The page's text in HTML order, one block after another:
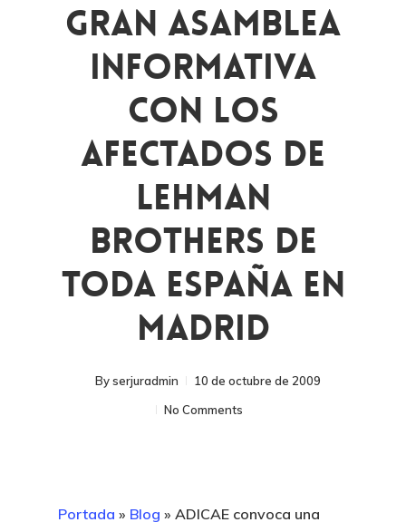
Gran Asamblea
Informativa
Con Los
Afectados De
Lehman
Brothers De
Toda España En
Madrid
Byserjuradmin
10 de octubre de 2009
No Comments
Portada » Blog » ADICAE convoca una